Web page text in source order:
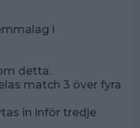
i
detta.
match 3 över fyra
in inför tredje